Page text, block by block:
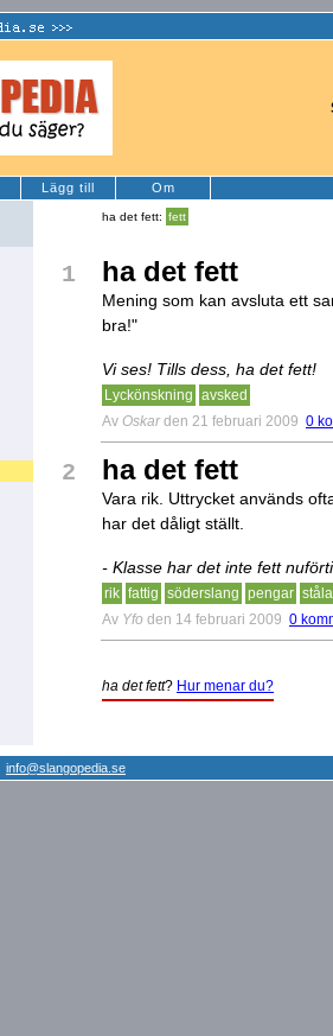
Lägg till Om
ha det fett: fett
1 ha det fett
Mening som kan avsluta ett
bra!"
Vi ses! Tills dess, ha det fett!
Lyckönskning avsked
Av Oskar den 21 februari 2009 0
2 ha det fett
Vara rik. Uttrycket används
har det dåligt ställt.
- Klasse har det inte fett
rik fattig söderslang pengar
Av Yfo den 14 februari 2009 0
ha det fett? Hur menar du?
info@slangopedia.se